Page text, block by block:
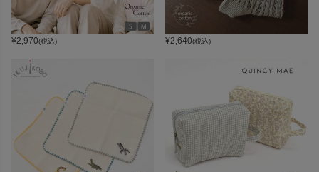
¥2,970(税込) ¥2,640(税込)